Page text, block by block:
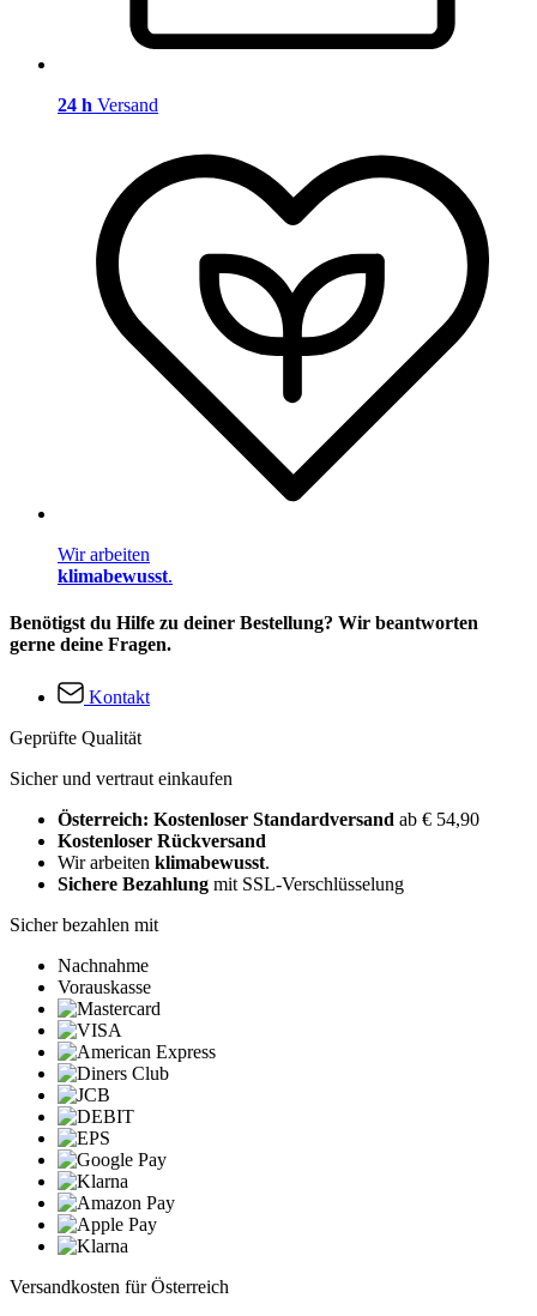
24 h Versand
Wir arbeiten
klimabewusst.
Benötigst du Hilfe zu deiner Bestellung? Wir beantworten
gerne deine Fragen.
Kontakt
Geprüfte Qualität
Sicher und vertraut einkaufen
Österreich: Kostenloser Standardversand ab € 54,90
Kostenloser Rückversand
Wir arbeiten klimabewusst.
Sichere Bezahlung mit SSL-Verschlüsselung
Sicher bezahlen mit
Nachnahme
Vorauskasse
Versandkosten für Österreich